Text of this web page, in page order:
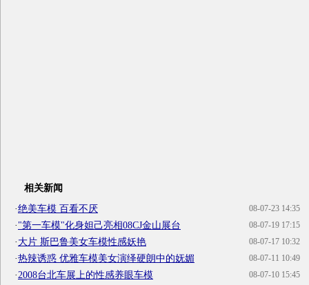
相关新闻
08-07-23 14:35
·绝美车模 百看不厌
08-07-19 17:15
·"第一车模"化身妲己亮相08CJ金山展台
08-07-17 10:32
·大片 斯巴鲁美女车模性感妖艳
08-07-11 10:49
·热辣诱惑 优雅车模美女演绎硬朗中的妩媚
08-07-10 15:45
·2008台北车展上的性感养眼车模